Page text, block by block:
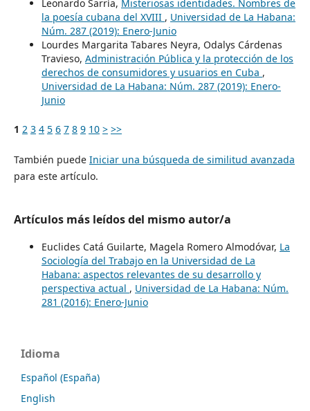
Leonardo Sarría, Misteriosas identidades. Nombres de
la poesía cubana del XVIII , Universidad de La Habana:
Núm. 287 (2019): Enero-Junio
Lourdes Margarita Tabares Neyra, Odalys Cárdenas
Travieso, Administración Pública y la protección de los
derechos de consumidores y usuarios en Cuba ,
Universidad de La Habana: Núm. 287 (2019): Enero-
Junio
1 2 3 4 5 6 7 8 9 10 > >>
También puede Iniciar una búsqueda de similitud avanzada
para este artículo.
Artículos más leídos del mismo autor/a
Euclides Catá Guilarte, Magela Romero Almodóvar, La
Sociología del Trabajo en la Universidad de La
Habana: aspectos relevantes de su desarrollo y
perspectiva actual , Universidad de La Habana: Núm.
281 (2016): Enero-Junio
Idioma
Español (España)
English